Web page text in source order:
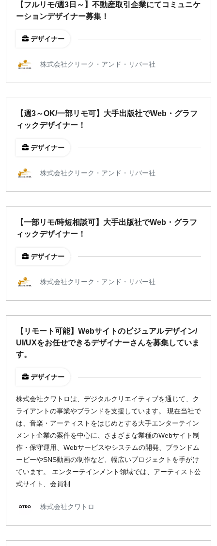
【フルリモ/週3日～】不動産取引企業にてコミュニケ
ーションデザイナー募集！
デザイナー
株式会社クリーク・アンド・リバー社
【週3～OK/一部リモ可】大手出版社でWeb・グラフ
ィックデザイナー！
デザイナー
株式会社クリーク・アンド・リバー社
【一部リモ/時短相談可】大手出版社でWeb・グラフ
ィックデザイナー！
デザイナー
株式会社クリーク・アンド・リバー社
【リモート可能】Webサイトのビジュアルデザイン/
UI/UXをお任せできるデザイナーさんを募集していま
す。
デザイナー
株式会社クワトロは、デジタルクリエイティブを通じて、ク
ライアントの事業やブランドを支援しています。 現在当社で
は、音楽・アーティストをはじめとする大手エンターテイン
メント企業の案件を中心に、さまざまな業種のWebサイト制
作・保守運用、Webサービスやシステムの開発、ブランドム
ービーやSNS動画の制作など、幅広いプロジェクトを手がけ
ています。 エンターテインメント領域では、アーティスト公
式サイト、会員制...
株式会社クワトロ